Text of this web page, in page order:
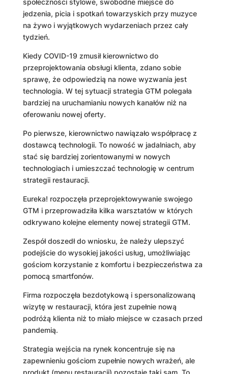
społeczności stylowe, swobodne miejsce do
jedzenia, picia i spotkań towarzyskich przy muzyce
na żywo i wyjątkowych wydarzeniach przez cały
tydzień.
Kiedy COVID-19 zmusił kierownictwo do
przeprojektowania obsługi klienta, zdano sobie
sprawę, że odpowiedzią na nowe wyzwania jest
technologia. W tej sytuacji strategia GTM polegała
bardziej na uruchamianiu nowych kanałów niż na
oferowaniu nowej oferty.
Po pierwsze, kierownictwo nawiązało współpracę z
dostawcą technologii. To nowość w jadalniach, aby
stać się bardziej zorientowanymi w nowych
technologiach i umieszczać technologię w centrum
strategii restauracji.
Eureka! rozpoczęła przeprojektowywanie swojego
GTM i przeprowadziła kilka warsztatów w których
odkrywano kolejne elementy nowej strategii GTM.
Zespół doszedł do wniosku, że należy ulepszyć
podejście do wysokiej jakości usług, umożliwiając
gościom korzystanie z komfortu i bezpieczeństwa za
pomocą smartfonów.
Firma rozpoczęła bezdotykową i spersonalizowaną
wizytę w restauracji, która jest zupełnie nową
podróżą klienta niż to miało miejsce w czasach przed
pandemią.
Strategia wejścia na rynek koncentruje się na
zapewnieniu gościom zupełnie nowych wrażeń, ale